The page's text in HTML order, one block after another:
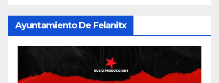
Ayuntamiento De Felanitx